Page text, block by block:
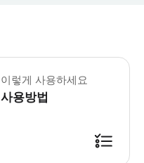
이렇게 사용하세요
사용방법